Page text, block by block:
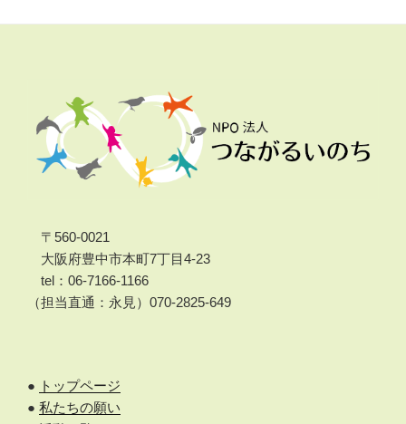
〒560-0021
大阪府豊中市本町7丁目4-23
tel：06-7166-1166
（担当直通：永見）070-2825-649
● トップページ
● 私たちの願い